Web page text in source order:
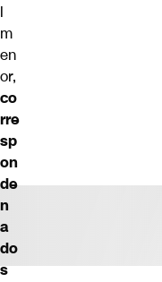
l
m
en
or,
co
rre
sp
on
de
n
a
do
s